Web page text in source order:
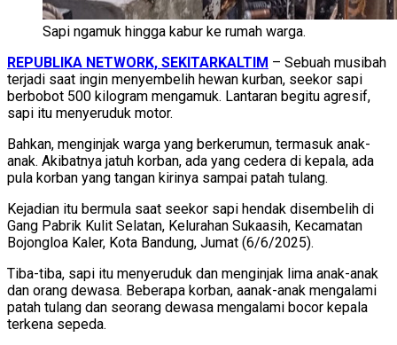
Sapi ngamuk hingga kabur ke rumah warga.
REPUBLIKA NETWORK, SEKITARKALTIM – Sebuah musibah
terjadi saat ingin menyembelih hewan kurban, seekor sapi
berbobot 500 kilogram mengamuk. Lantaran begitu agresif,
sapi itu menyeruduk motor.
Bahkan, menginjak warga yang berkerumun, termasuk anak-
anak. Akibatnya jatuh korban, ada yang cedera di kepala, ada
pula korban yang tangan kirinya sampai patah tulang.
Kejadian itu bermula saat seekor sapi hendak disembelih di
Gang Pabrik Kulit Selatan, Kelurahan Sukaasih, Kecamatan
Bojongloa Kaler, Kota Bandung, Jumat (6/6/2025).
Tiba-tiba, sapi itu menyeruduk dan menginjak lima anak-anak
dan orang dewasa. Beberapa korban, aanak-anak mengalami
patah tulang dan seorang dewasa mengalami bocor kepala
terkena sepeda.